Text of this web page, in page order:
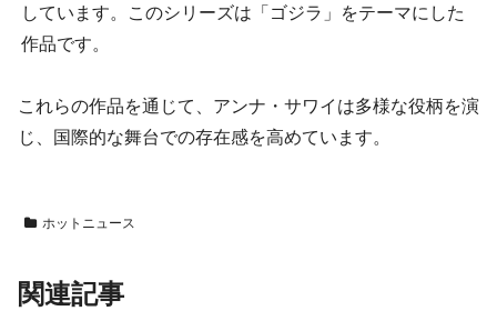
しています。このシリーズは「ゴジラ」をテーマにした
作品です。
これらの作品を通じて、アンナ・サワイは多様な役柄を演
じ、国際的な舞台での存在感を高めています。
ホットニュース
関連記事